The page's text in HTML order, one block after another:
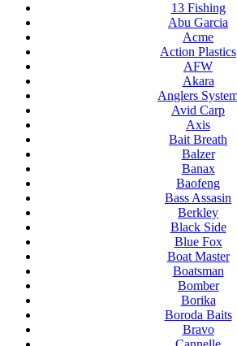
13 Fishing
Abu Garcia
Acme
Action Plastics
AFW
Akara
Anglers
Avid Carp
Axis
Bait Breath
Balzer
Banax
Baofeng
Bass Assasin
Berkley
Black Side
Blue Fox
Boat Master
Boatsman
Bomber
Borika
Boroda Baits
Bravo